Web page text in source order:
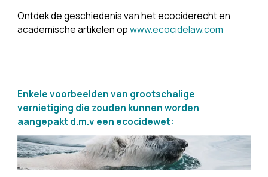
Ontdek de geschiedenis van het ecociderecht en
academische artikelen op www.ecocidelaw.com
Enkele voorbeelden van grootschalige
vernietiging die zouden kunnen worden
aangepakt d.m.v een ecocidewet: